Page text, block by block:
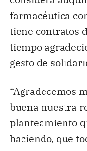
farmacéutica
tiene contratos
tiempo
gesto de
“Agradecemos
buena nuestra
planteamiento
haciendo, que